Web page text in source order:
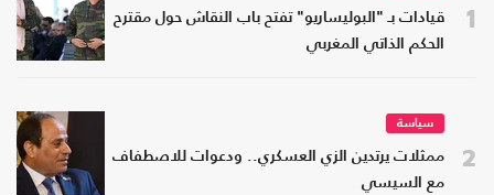
1
قيادات بـ "البوليساريو" تفتح باب النقاش حول مقترح
الحكم الذاتي المغربي
2
سياسة
ممثلات يرتدين الزي العسكري.. ودعوات للاصطفاف
مع السيسي